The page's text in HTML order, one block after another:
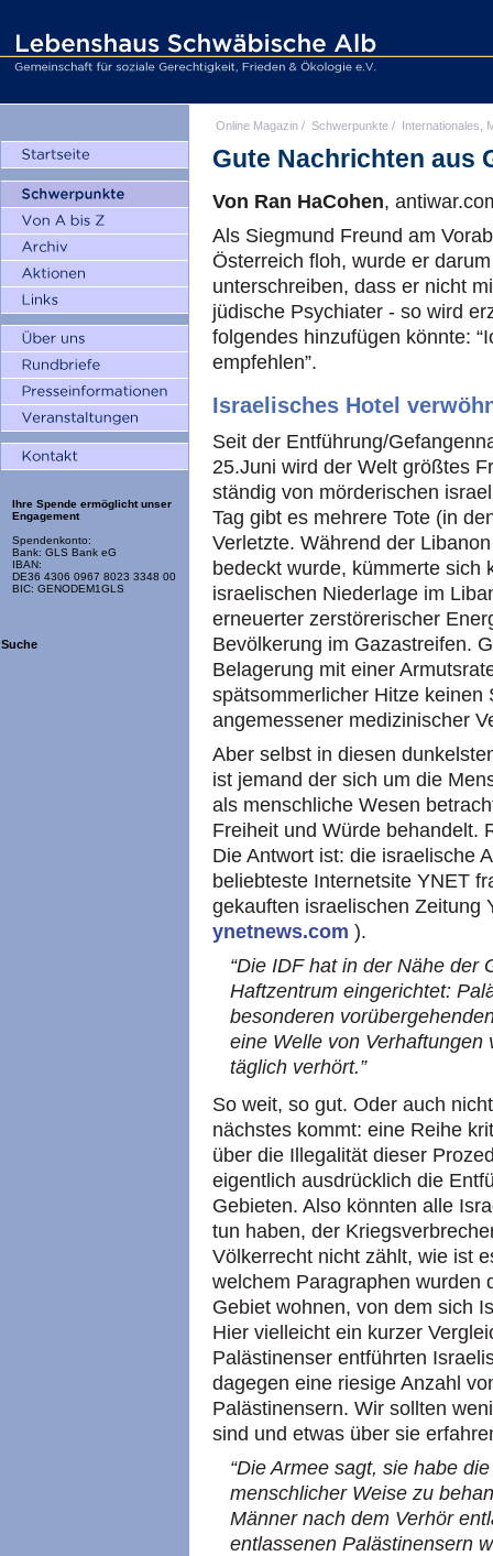
Ihre Spende ermöglicht unser
Engagement
Spendenkonto:
Bank: GLS Bank eG
IBAN:
DE36 4306 0967 8023 3348 00
BIC: GENODEM1GLS
Suche
Online Magazin / Schwerpunkte / Internationales,
Gute Nachrichten aus
Von Ran HaCohen,
Als Siegmund Freund am
Österreich floh, wurde er
unterschreiben, dass er nicht
jüdische Psychiater - so wird
folgendes hinzufügen könnte:
empfehlen”.
Israelisches Hotel
Seit der Entführung/
25.Juni wird der Welt größtes
ständig von mörderischen
Tag gibt es mehrere Tote (in
Verletzte. Während der
bedeckt wurde, kümmerte sich
israelischen Niederlage im
erneuerter zerstörerischer
Bevölkerung im Gazastreifen.
Belagerung mit einer
spätsommerlicher Hitze keinen
angemessener medizinischer
Aber selbst in diesen
ist jemand der sich um die
als menschliche Wesen
Freiheit und Würde behandelt.
Die Antwort ist: die israelische
beliebteste Internetsite YNET
gekauften israelischen Zeitung
ynetnews.com ).
“Die IDF hat in der Nähe der
Haftzentrum eingerichtet:
besonderen
eine Welle von
täglich verhört.”
So weit, so gut. Oder auch
nächstes kommt: eine Reihe
über die Illegalität dieser
eigentlich ausdrücklich die
Gebieten. Also könnten alle
tun haben, der
Völkerrecht nicht zählt, wie ist
welchem Paragraphen wurden
Gebiet wohnen, von dem sich
Hier vielleicht ein kurzer
Palästinenser entführten
dagegen eine riesige Anzahl
Palästinensern. Wir sollten
sind und etwas über sie
“Die Armee sagt, sie habe
menschlicher Weise zu
Männer nach dem Verhör
entlassenen Palästinensern